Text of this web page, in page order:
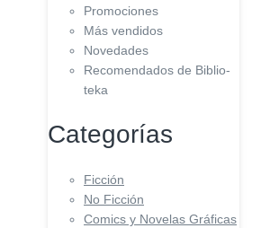
Promociones
Más vendidos
Novedades
Recomendados de Biblio-
teka
Categorías
Ficción
No Ficción
Comics y Novelas Gráficas